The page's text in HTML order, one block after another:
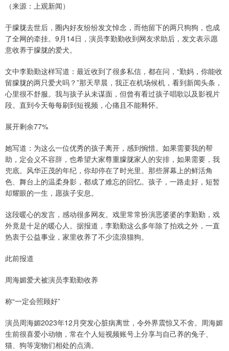
（来源：上观新闻）
于朦胧去世后，圈内好友纷纷发文悼念，而他留下的两只狗狗，也成
了全网的牵挂。9月14日，演员李勤勤收到网友求助后，发文表示愿
意收养于朦胧的爱犬。
文中李勤勤这样写道：最近收到了很多私信，都在问，“勤妈，你能收
留朦胧的两只爱犬吗？”那天早晨，我正在机场候机，看到新闻头条，
心里很不舒服。我与孩子从未谋面，但曾有看过孩子唱歌以及影视片
段。直到今天每每刷到短视频，心痛且不能释怀。
展开剩余77%
她写道：为这么一位优秀的孩子离开，感到惋惜。如果需要我的帮
助，定会义不容辞，也希望大家尊重朦胧家人的安排，如果需要，我
兜底。风华正茂的年纪，你却停在了时光里。那些屏幕上的鲜活角
色、舞台上的温柔身影，都成了难忘的回忆。孩子，一路走好，短暂
却耀眼的一生，愿孩子安息。
这段暖心的发言，感动很多网友。戏里常常扮演恶婆婆的李勤勤，戏
外竟是十足的暖心人。据报道，李勤勤这么多年除了拍戏之外，一直
热衷于公益事业，家里收养了不少流浪猫狗。
此前报道
周海媚爱犬被演员李勤勤收养
称“一定会照顾好”
演员周海媚2023年12月突发心脏病离世，令外界震惊又不舍。周海媚
生前很喜爱小动物，常在个人短视频账号上分享与自己养的兔子、
猫、狗等宠物们相处的点滴。